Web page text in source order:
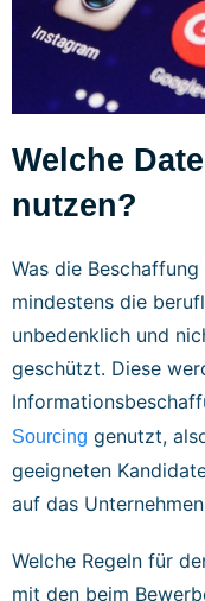
Welche
nutzen?
Was die
mindestens die
unbedenklich und
geschützt. Diese
Sourcing genutzt,
geeigneten
auf das
Welche Regeln für
mit den beim